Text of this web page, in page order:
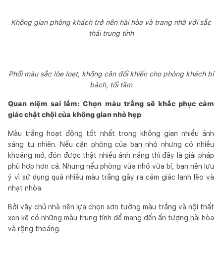
Không gian phòng khách trở nên hài hòa và trang nhã với sắc
thái trung tính
Phối màu sắc lòe loẹt, không cân đối khiến cho phòng khách bí
bách, tối tăm
Quan niệm sai lầm: Chọn màu trắng sẽ khắc phục cảm
giác chật chội của không gian nhỏ hẹp
Màu trắng hoạt động tốt nhất trong không gian nhiều ánh
sáng tự nhiên. Nếu căn phòng của bạn nhỏ nhưng có nhiều
khoảng mở, đón được thật nhiều ánh nắng thì đây là giải pháp
phù hợp hơn cả. Nhưng nếu phòng vừa nhỏ vừa bí, bạn nên lưu
ý vì sử dụng quá nhiều màu trắng gây ra cảm giác lạnh lẽo và
nhạt nhòa.
Bởi vậy chủ nhà nên lựa chọn sơn tường màu trắng và nội thất
xen kẽ có những màu trung tính để mang đến ấn tượng hài hòa
và rộng thoáng.